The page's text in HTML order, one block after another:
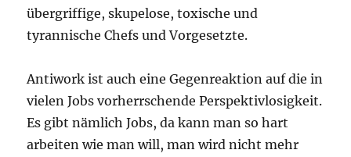
übergriffige, skupelose, toxische und
tyrannische Chefs und Vorgesetzte.
Antiwork ist auch eine Gegenreaktion auf die in
vielen Jobs vorherrschende Perspektivlosigkeit.
Es gibt nämlich Jobs, da kann man so hart
arbeiten wie man will, man wird nicht mehr